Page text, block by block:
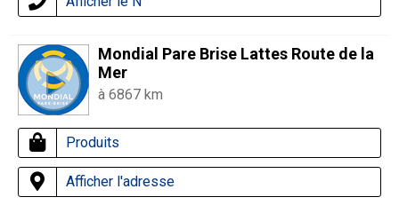
Mondial Pare Brise Lattes Route de la
Mer
à 6867 km
Produits
Afficher l'adresse